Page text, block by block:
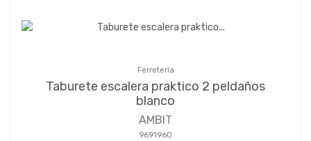
Ferretería
Taburete escalera praktico 2 peldaños
blanco
AMBIT
9691960